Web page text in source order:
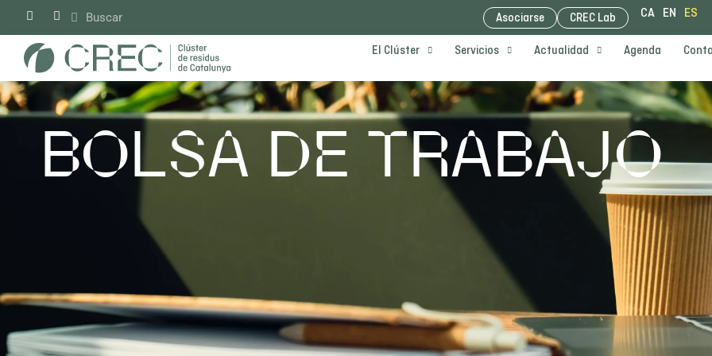
Saltar
contenido
Asociarse CREC Lab CA EN ES
El Clúster Servicios Actualidad Agenda
BOLSA DE TRABAJO